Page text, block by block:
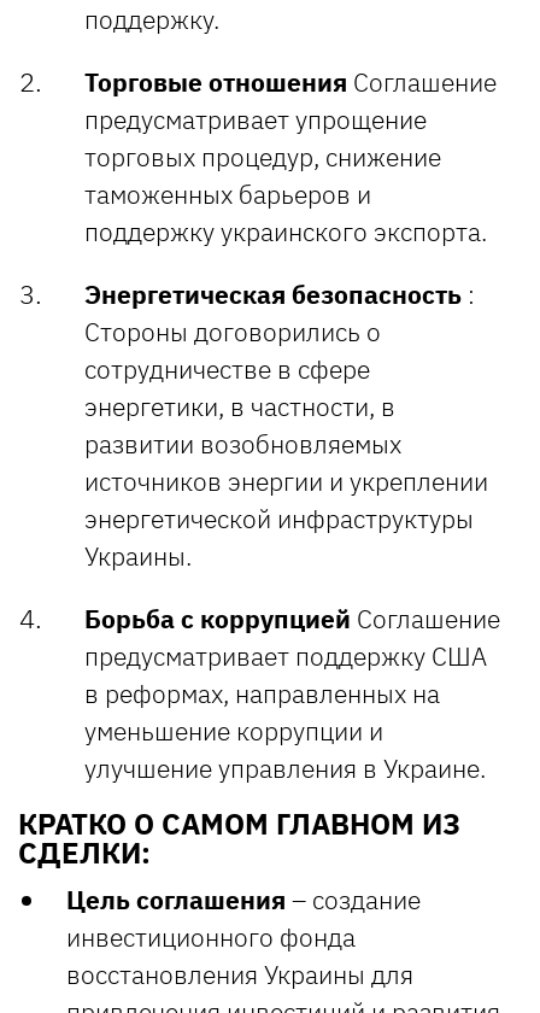
поддержку.
Торговые отношения Соглашение
предусматривает упрощение
торговых процедур, снижение
таможенных барьеров и
поддержку украинского экспорта.
Энергетическая безопасность :
Стороны договорились о
сотрудничестве в сфере
энергетики, в частности, в
развитии возобновляемых
источников энергии и укреплении
энергетической инфраструктуры
Украины.
Борьба с коррупцией Соглашение
предусматривает поддержку США
в реформах, направленных на
уменьшение коррупции и
улучшение управления в Украине.
КРАТКО О САМОМ ГЛАВНОМ ИЗ
СДЕЛКИ:
Цель соглашения – создание
инвестиционного фонда
восстановления Украины для